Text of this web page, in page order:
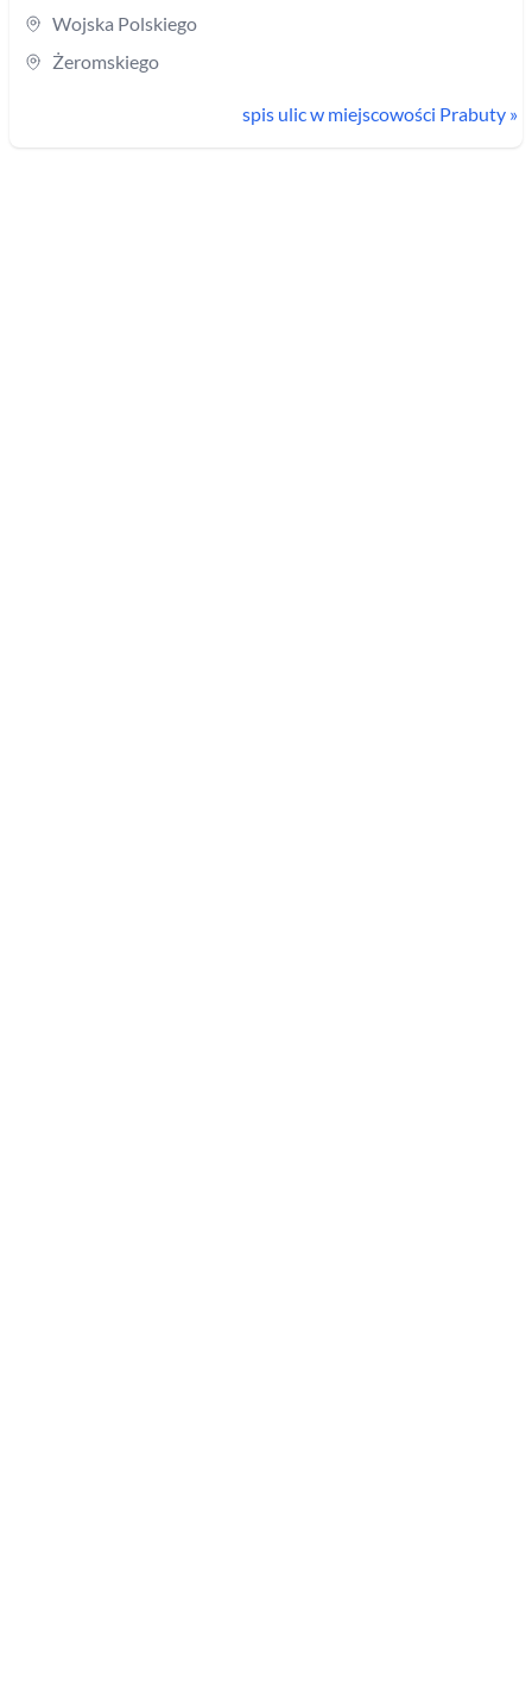
Wojska Polskiego
Żeromskiego
spis ulic w miejscowości Prabuty »